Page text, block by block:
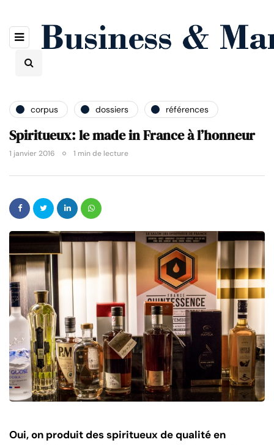
corpus dossiers références
Spiritueux: le made in France à l’honneur
1 janvier 2016 1 min de lecture
Oui, on produit des spiritueux de qualité en